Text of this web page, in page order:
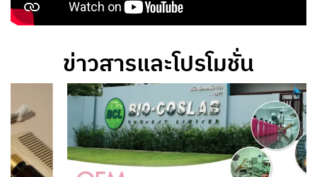
ข่าวสารและโปรโมชั่น